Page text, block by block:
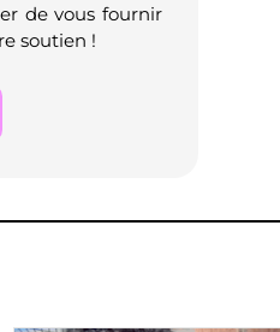
de vous fournir
soutien !